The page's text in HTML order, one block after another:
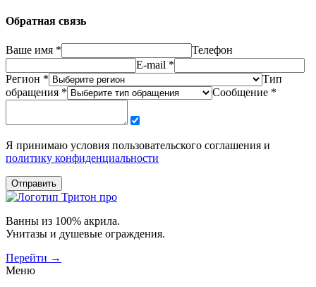
Обратная связь
Ваше имя *
Телефон
E-mail *
Регион *
Тип
обращения *
Сообщение *
Я принимаю условия пользовательского соглашения и
политику конфиденциальности
Отправить
Ванны из 100% акрила.
Унитазы и душевые ограждения.
Перейти →
Меню